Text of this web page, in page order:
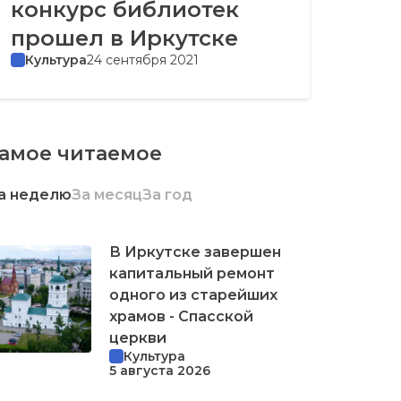
конкурс библиотек
прошел в Иркутске
Культура24 сентября 2021
читаемое
неделюЗа месяцЗа год
В Иркутске завершен
капитальный ремонт
одного из старейших
храмов - Спасской
церкви
Культура
5 августа 2026